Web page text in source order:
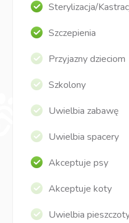
Sterylizacja/
Szczepienia
Przyjazny dzieciom
Szkolony
Uwielbia zabawę
Uwielbia spacery
Akceptuje psy
Akceptuje koty
Uwielbia